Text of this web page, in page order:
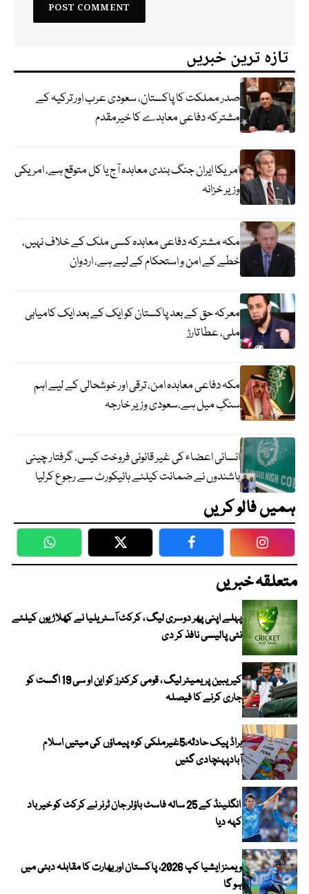
تازہ ترین خبریں
صدر مملکت کا پاکستان، سعودی عرب اور ترکیہ کے
مشترکہ دفاعی معاہدے کا خیرمقدم
امریکا ایران جنگ بندی معاہدہ آج یا کل متوقع ہے، امریکی
وزیر خزانہ
مکہ مشترکہ دفاعی معاہدہ کسی ملک کے خلاف نہیں،
خطے کے امن و استحکام کے لیے ہے، اردوان
معرکہ حق کے بعد پاکستان کو ایک کے بعد ایک کامیابی
ملی، عطا تارڑ
مکہ دفاعی معاہدہ امن، ترقی اور خوشحالی کے لیے اہم
سنگِ میل ہے،سعودی وزیر خارجہ
انسانی اعضاء کی غیر قانونی فروخت کیس، گرفتار چینی
باشندوں نے ضمانت کیلئے ہائیکورٹ سے رجوع کرلیا
ہمیں فالو کریں
WhatsApp Twitter Facebook
متعلقہ خبریں
پہلے اپنی پھر دوسری لیگ ، کرکٹ آسٹریلیا نے کھلاڑیوں کیلئے
نئی پالیسی نافذ کر دی
کیریبین پریمیئر لیگ ، قومی کرکٹرز کو این او سی 19 اگست کو
جاری کرنے کا فیصلہ
براڈ پیک حادثہ،5غیرملکی کوہ پیماؤں کی میتیں اسلام
آبادپہنچادی گئیں
انگلینڈ کے 25 سالہ فاسٹ باؤلر جان ٹرنر نے کرکٹ کو خیر باد
کہہ دیا
ویمنز ایشیا کپ 2026، پاکستان اور بھارت کا مقابلہ دبئی میں
ہو گا